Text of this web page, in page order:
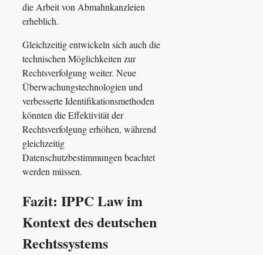
die Arbeit von Abmahnkanzleien
erheblich.
Gleichzeitig entwickeln sich auch die
technischen Möglichkeiten zur
Rechtsverfolgung weiter. Neue
Überwachungstechnologien und
verbesserte Identifikationsmethoden
könnten die Effektivität der
Rechtsverfolgung erhöhen, während
gleichzeitig
Datenschutzbestimmungen beachtet
werden müssen.
Fazit: IPPC Law im
Kontext des deutschen
Rechtssystems